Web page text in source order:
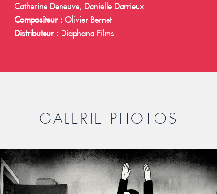
Catherine Deneuve, Danielle Darrieux
Compositeur : Olivier Bernet
Distributeur : Diaphana Films
GALERIE PHOTOS